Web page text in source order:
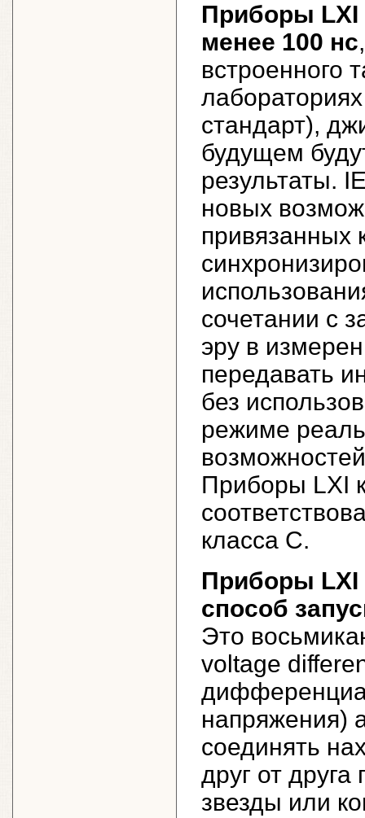
Приборы LXI
менее 100 нс
встроенного
стандарт),
будущем
результаты.
новых
привязанных
сочетании с
эру в
передавать
без
режиме
Приборы LXI
класса С.
Приборы LXI
способ
Это
voltage
напряжения)
соединять
друг от
звезды или